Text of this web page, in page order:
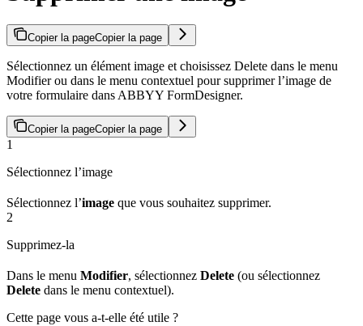
Copier la pageCopier la page
Sélectionnez un élément image et choisissez Delete dans le menu
Modifier ou dans le menu contextuel pour supprimer l’image de
votre formulaire dans ABBYY FormDesigner.
Copier la pageCopier la page
1
Sélectionnez l’image
Sélectionnez l’image que vous souhaitez supprimer.
2
Supprimez-la
Dans le menu Modifier, sélectionnez Delete (ou sélectionnez
Delete dans le menu contextuel).
Cette page vous a-t-elle été utile ?